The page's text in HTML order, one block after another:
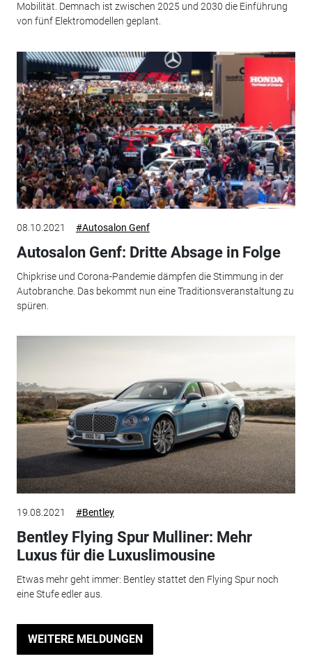
Mobilität. Demnach ist zwischen 2025 und 2030 die Einführung
von fünf Elektromodellen geplant.
08.10.2021 #Autosalon Genf
Autosalon Genf: Dritte Absage in Folge
Chipkrise und Corona-Pandemie dämpfen die Stimmung in der
Autobranche. Das bekommt nun eine Traditionsveranstaltung zu
spüren.
19.08.2021 #Bentley
Bentley Flying Spur Mulliner: Mehr
Luxus für die Luxuslimousine
Etwas mehr geht immer: Bentley stattet den Flying Spur noch
eine Stufe edler aus.
WEITERE MELDUNGEN